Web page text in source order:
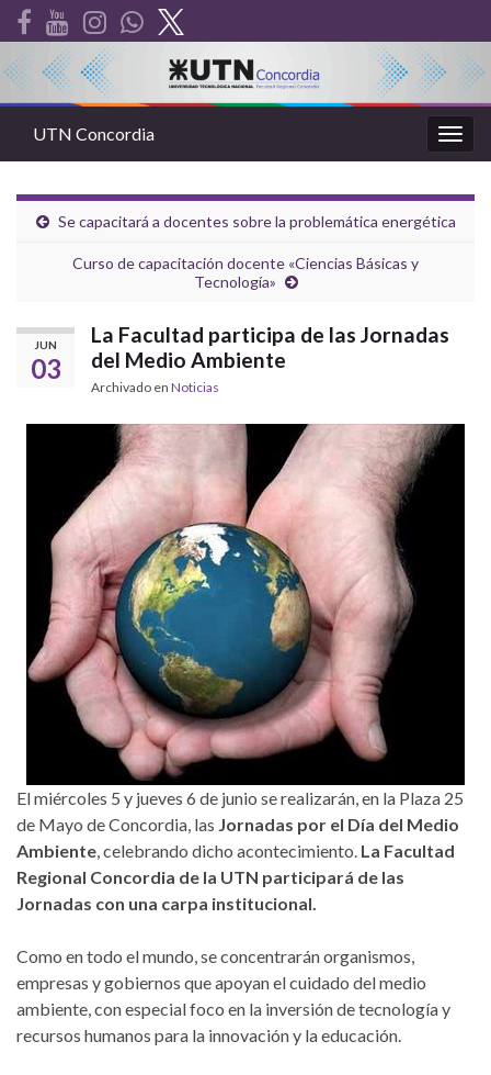
la
UTN Concordia
Se capacitará a docentes sobre la problemática energética
Curso de capacitación docente «Ciencias Básicas y
Tecnología»
JUN
03
La Facultad participa de las Jornadas
del Medio Ambiente
Archivado en Noticias
El miércoles 5 y jueves 6 de junio se realizarán, en la Plaza 25
de Mayo de Concordia, las Jornadas por el Día del Medio
Ambiente , celebrando dicho acontecimiento. La Facultad
Regional Concordia de la UTN participará de las
Jornadas con una carpa institucional.
Como en todo el mundo, se concentrarán organismos,
empresas y gobiernos que apoyan el cuidado del medio
ambiente, con especial foco en la inversión de tecnología y
recursos humanos para la innovación y la educación.